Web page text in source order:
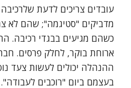
עובדים צריכים לדעת
מדביקים "סטיגמה"; שהם לא
כשהם מגיעים בבגדי רכיבה.
ארוחת בוקר, לחלק פרסים.
ההנהלה יכולים לעשות צעד
בעצמם ביום "רוכבים לעבודה".